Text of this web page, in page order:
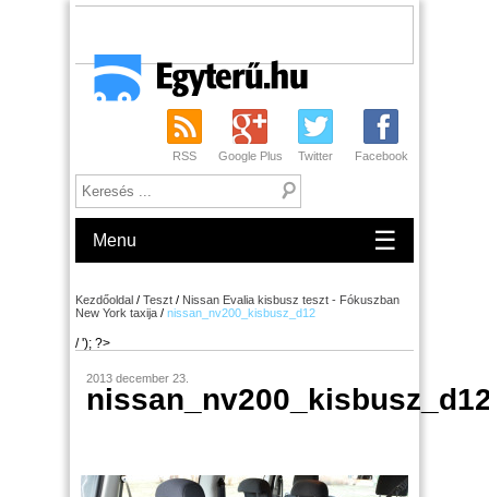
RSS Google Plus Twitter Facebook
Menu ☰
Kezdőoldal / Teszt / Nissan Evalia kisbusz teszt - Fókuszban
New York taxija / nissan_nv200_kisbusz_d12
/ '); ?>
2013 december 23.